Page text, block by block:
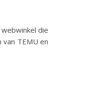
die
TEMU en